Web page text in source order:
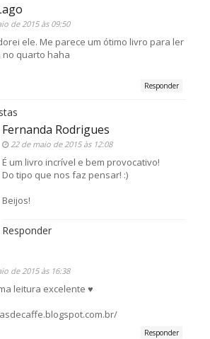
de 2015 às 09:50
ele. Me parece um ótimo livro para ler
no quarto haha
Responder
Fernanda Rodrigues
22 de maio de 2015 às 12:08
É um livro incrível e bem provocativo!
Do tipo que nos faz pensar! :)
Beijos!
Responder
de 2015 às 16:38
leitura excelente ♥
Responder